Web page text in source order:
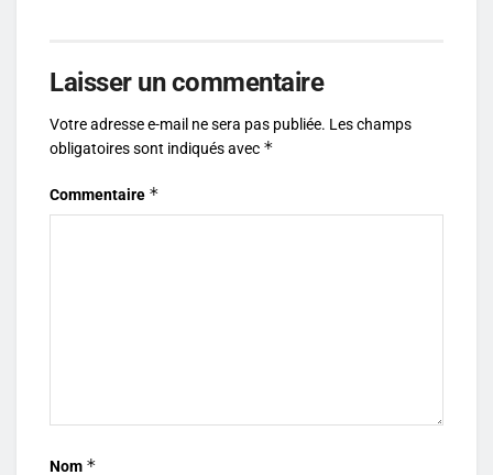
Laisser un commentaire
Votre adresse e-mail ne sera pas publiée. Les champs
obligatoires sont indiqués avec *
Commentaire *
Nom *